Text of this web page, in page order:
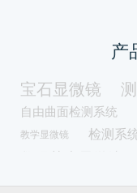
产
宝石显微镜
自由曲面检测系统
教学显微镜 检测系
数码荧光显微镜